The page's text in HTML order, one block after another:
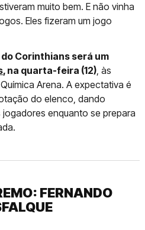
muito bem. E não vinha
Eles fizeram um jogo
Corinthians será um
, na quarta-feira (12), às
Arena. A expectativa é
do elenco, dando
enquanto se prepara
FERNANDO